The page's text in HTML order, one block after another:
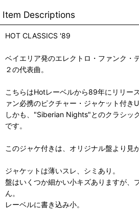
Item Descriptions
HOT CLASSICS '89
ベイエリア発のエレクトロ・ファンク・
２の代表曲。
こちらはHotレーベルから89年にリリー
ァン必携のピクチャー・ジャケット付き
しかも、"Siberian Nights"とのクラシッ
です。
このジャケ付きは、オリジナル盤より見
ジャケットは薄いスレ、シミあり。
盤はいくつか細かい小キズありますが、
ん。
レーベルに書き込み小。